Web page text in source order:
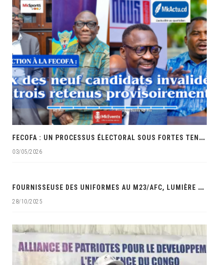
F
ECOFA : UN PROCESSUS ÉLECTORAL SOUS FORTES TENSIONS ET ACCUSATIONS DE FAVORITISME
03/05/2026
‎
FOURNISSEUSE DES UNIFORMES AU M23/AFC, LUMIÈRE MAUWA OCÉAN DANS LES VISEURS DES SERVICES DE SÉCURITÉ DE LA RDC‎
28/10/2025